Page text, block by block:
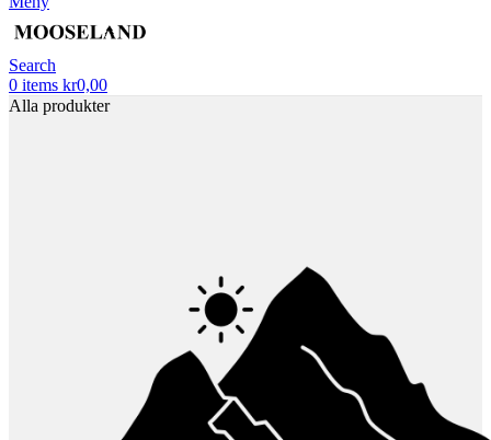
Search
0 items kr0,00
Alla produkter